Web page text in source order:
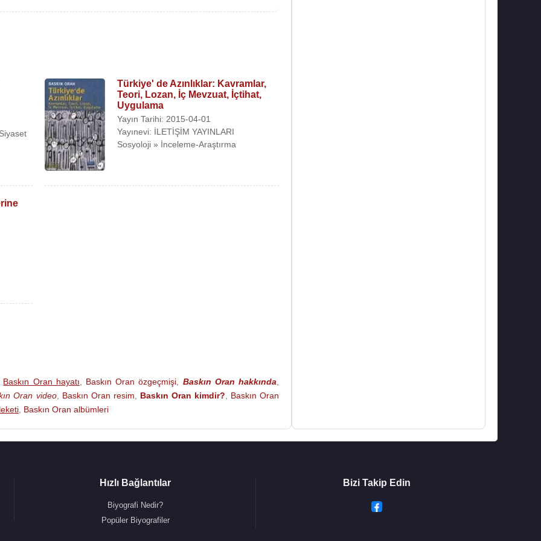
Türkiye' de Azınlıklar: Kavramlar,
Teori, Lozan, İç Mevzuat, İçtihat,
Uygulama
Yayın Tarihi: 2015-04-01
Yayınevi: İLETİŞİM YAYINLARI
Sosyoloji » İnceleme-Araştırma
Baskın Oran hayatı Baskın Oran özgeçmişi Baskın Oran hakkında
Oran video, Baskın Oran resim Baskın Oran kimdir?
Baskın Oran
Baskın Oran albümleri
Hızlı Bağlantılar
Biyografi Nedir?
Popüler Biyografiler
Bizi Takip Edin